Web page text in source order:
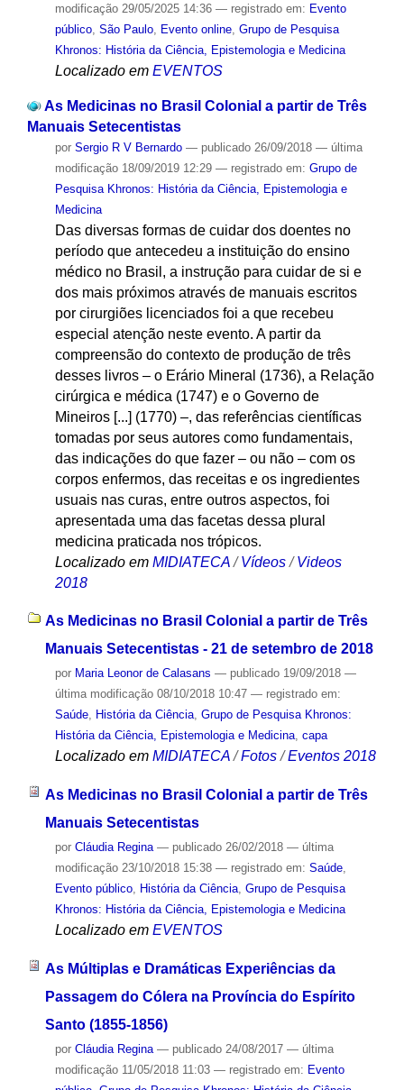
modificação29/05/2025 14:36 — registrado em: Evento
público, São Paulo, Evento online, Grupo de Pesquisa
Khronos: História da Ciência, Epistemologia e Medicina
Localizado em EVENTOS
As Medicinas no Brasil Colonial a partir de Três
Manuais Setecentistas
por Sergio R V Bernardo — publicado26/09/2018 — última
modificação18/09/2019 12:29 — registrado em: Grupo de
Pesquisa Khronos: História da Ciência, Epistemologia e
Medicina
Das diversas formas de cuidar dos doentes no
período que antecedeu a instituição do ensino
médico no Brasil, a instrução para cuidar de si e
dos mais próximos através de manuais escritos
por cirurgiões licenciados foi a que recebeu
especial atenção neste evento. A partir da
compreensão do contexto de produção de três
desses livros – o Erário Mineral (1736), a Relação
cirúrgica e médica (1747) e o Governo de
Mineiros [...] (1770) –, das referências científicas
tomadas por seus autores como fundamentais,
das indicações do que fazer – ou não – com os
corpos enfermos, das receitas e os ingredientes
usuais nas curas, entre outros aspectos, foi
apresentada uma das facetas dessa plural
medicina praticada nos trópicos.
Localizado em MIDIATECA /Vídeos /Videos
2018
As Medicinas no Brasil Colonial a partir de Três
Manuais Setecentistas - 21 de setembro de 2018
por Maria Leonor de Calasans — publicado19/09/2018 —
última modificação08/10/2018 10:47 — registrado em:
Saúde, História da Ciência, Grupo de Pesquisa Khronos:
História da Ciência, Epistemologia e Medicina, capa
Localizado em MIDIATECA /Fotos /Eventos 2018
As Medicinas no Brasil Colonial a partir de Três
Manuais Setecentistas
por Cláudia Regina — publicado26/02/2018 — última
modificação23/10/2018 15:38 — registrado em: Saúde,
Evento público, História da Ciência, Grupo de Pesquisa
Khronos: História da Ciência, Epistemologia e Medicina
Localizado em EVENTOS
As Múltiplas e Dramáticas Experiências da
Passagem do Cólera na Província do Espírito
Santo (1855-1856)
por Cláudia Regina — publicado24/08/2017 — última
modificação11/05/2018 11:03 — registrado em: Evento